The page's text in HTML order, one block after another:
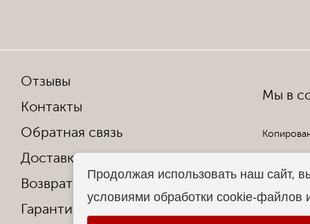
Отзывы
Контакты
Обратная связь
Доставка и оплата
Возврат и обмен
Гарантия от производителя
Мы в
Продолжая использовать наш сайт,
условиями обработки cookie-файлов